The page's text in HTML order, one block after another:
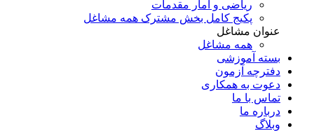
ریاضی و آمار مقدمات
پکیج کامل بخش مشترک همه مشاغل
عنوان مشاغل
همه مشاغل
بسته آموزشی
دفترچه آزمون
دعوت به همکاری
تماس با ما
درباره ما
وبلاگ